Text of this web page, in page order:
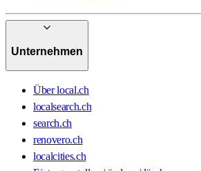
Unternehmen
Über local.ch
localsearch.ch
search.ch
renovero.ch
localcities.ch